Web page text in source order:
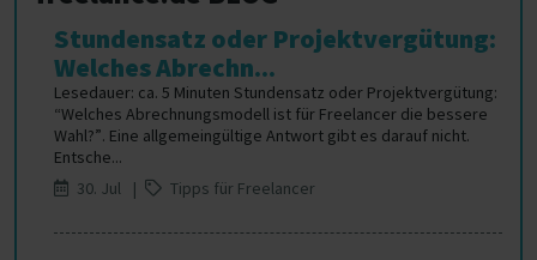
Stundensatz oder Projektvergütung:
Welches Abrechn...
Lesedauer: ca. 5 Minuten Stundensatz oder Projektvergütung:
“Welches Abrechnungsmodell ist für Freelancer die bessere
Wahl?”. Eine allgemeingültige Antwort gibt es darauf nicht.
Entsche...
30. Jul |
Tipps für Freelancer